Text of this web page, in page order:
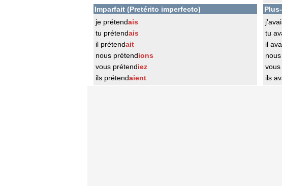
Imparfait (Pretérito imperfecto)
je prétendais
tu prétendais
il prétendait
nous prétendions
vous prétendiez
ils prétendaient
tu
il
vous
ils